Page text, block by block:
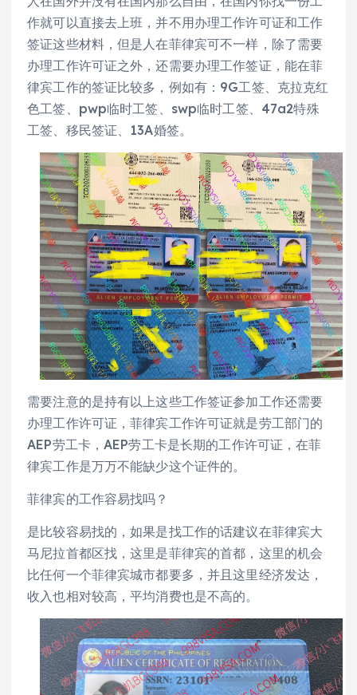
作就可以直接去上班，并不用办理工作许可证和工作
签证这些材料，但是人在菲律宾可不一样，除了需要
办理工作许可证之外，还需要办理工作签证，能在菲
律宾工作的签证比较多，例如有：9G工签、克拉克红
色工签、pwp临时工签、swp临时工签、47a2特殊
工签、移民签证、13A婚签。
需要注意的是持有以上这些工作签证参加工作还需要
办理工作许可证，菲律宾工作许可证就是劳工部门的
AEP劳工卡，AEP劳工卡是长期的工作许可证，在菲
律宾工作是万万不能缺少这个证件的。
菲律宾的工作容易找吗？
是比较容易找的，如果是找工作的话建议在菲律宾大
马尼拉首都区找，这里是菲律宾的首都，这里的机会
比任何一个菲律宾城市都要多，并且这里经济发达，
收入也相对较高，平均消费也是不高的。